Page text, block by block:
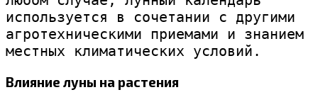
используется в сочетании с другими
агротехническими приемами и знанием
местных климатических условий.
Влияние луны на растения